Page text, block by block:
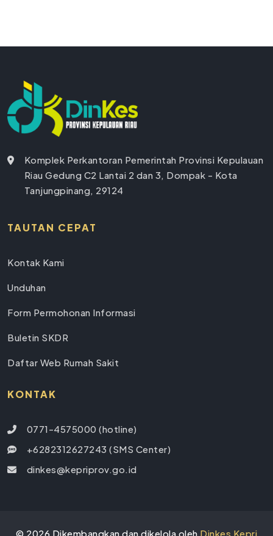
Komplek Perkantoran Pemerintah Provinsi Kepulauan
Riau Gedung C2 Lantai 2 dan 3, Dompak - Kota
Tanjungpinang, 29124
TAUTAN CEPAT
Kontak Kami
Unduhan
Form Permohonan Informasi
Buletin SKDR
Daftar Web Rumah Sakit
KONTAK
0771-4575000 (hotline)
+6282312627243 (SMS Center)
dinkes@kepriprov.go.id
© 2026 Dikembangkan dan dikelola oleh Dinkes Kepri